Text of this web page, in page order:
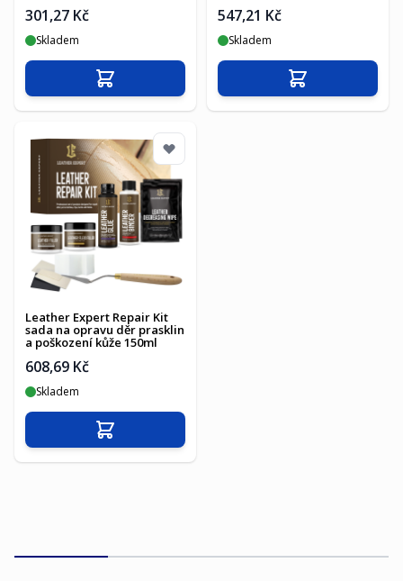
301,27 Kč
Skladem
Přidat do košíku
547,21 Kč
Skladem
Přidat do košíku
Leather Expert Repair Kit
sada na opravu děr prasklin
a poškození kůže 150ml
608,69 Kč
Skladem
Přidat do košíku